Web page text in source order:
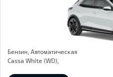
Бензин, Автоматическая
Cassa White (WD),